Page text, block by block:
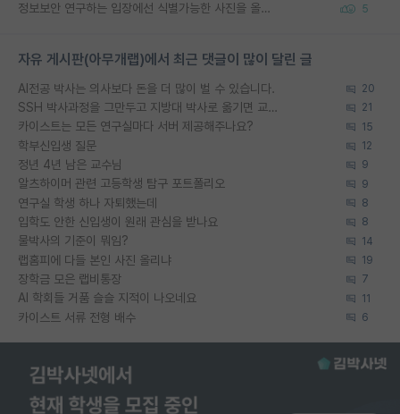
정보보안 연구하는 입장에선 식별가능한 사진을 올리는건 비추이긴함 5
자유 게시판(아무개랩)에서 최근 댓글이 많이 달린 글
AI전공 박사는 의사보다 돈을 더 많이 벌 수 있습니다. 20
SSH 박사과정을 그만두고 지방대 박사로 옮기면 교수의 꿈은 끝일까요? 21
카이스트는 모든 연구실마다 서버 제공해주나요? 15
학부신입생 질문 12
정년 4년 남은 교수님 9
알츠하이머 관련 고등학생 탐구 포트폴리오 9
연구실 학생 하나 자퇴했는데 8
입학도 안한 신입생이 원래 관심을 받나요 8
물박사의 기준이 뭐임? 14
랩홈피에 다들 본인 사진 올리냐 19
장학금 모은 랩비통장 7
AI 학회들 거품 슬슬 지적이 나오네요 11
카이스트 서류 전형 배수 6